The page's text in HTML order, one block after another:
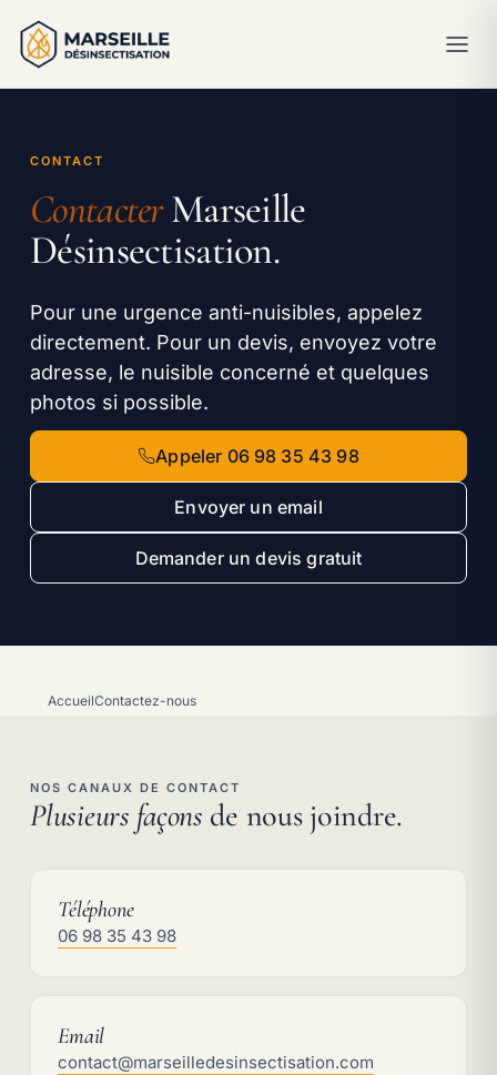
CONTACT
ContacterMarseille
Désinsectisation.
Pour une urgence anti-nuisibles, appelez
directement. Pour un devis, envoyez votre
adresse, le nuisible concerné et quelques
photos si possible.
Appel :
Appeler 06 98 35 43 98
Envoyer un email
Demander un devis gratuit
AccueilContactez-nous
NOS CANAUX DE CONTACT
Plusieurs façons de nous joindre.
Téléphone
Contact :
06 98 35 43 98
Email
Contact :
contact@marseilledesinsectisation.com